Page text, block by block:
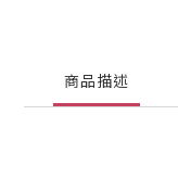
商品描述